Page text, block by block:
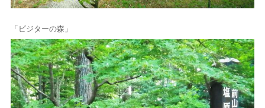
「ビジターの森」